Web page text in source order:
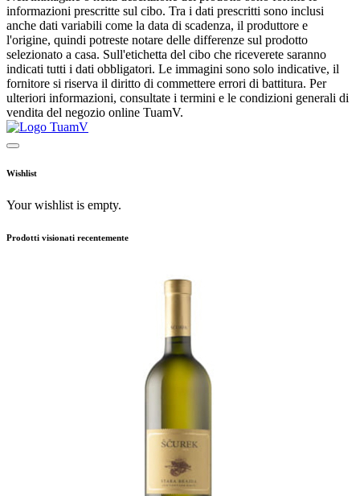
informazioni prescritte sul cibo. Tra i dati prescritti sono inclusi
anche dati variabili come la data di scadenza, il produttore e
l'origine, quindi potreste notare delle differenze sul prodotto
selezionato a casa. Sull'etichetta del cibo che riceverete saranno
indicati tutti i dati obbligatori. Le immagini sono solo indicative, il
fornitore si riserva il diritto di commettere errori di battitura. Per
ulteriori informazioni, consultate i termini e le condizioni generali di
vendita del negozio online TuamV.
Wishlist
Your wishlist is empty.
Prodotti visionati recentemente